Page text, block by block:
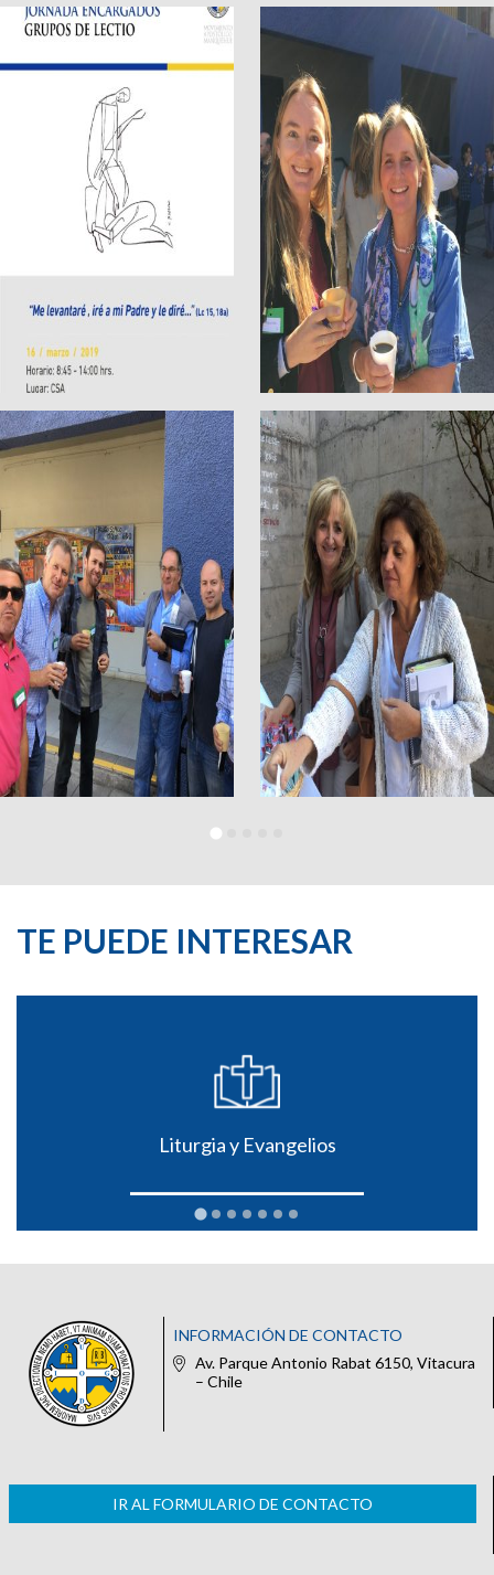
TE PUEDE INTERESAR
Liturgia y Evangelios
INFORMACIÓN DE CONTACTO
Av. Parque Antonio Rabat 6150, Vitacura
– Chile
IR AL FORMULARIO DE CONTACTO